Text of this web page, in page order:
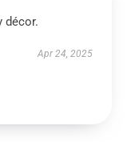
décor.
Apr 24, 2025